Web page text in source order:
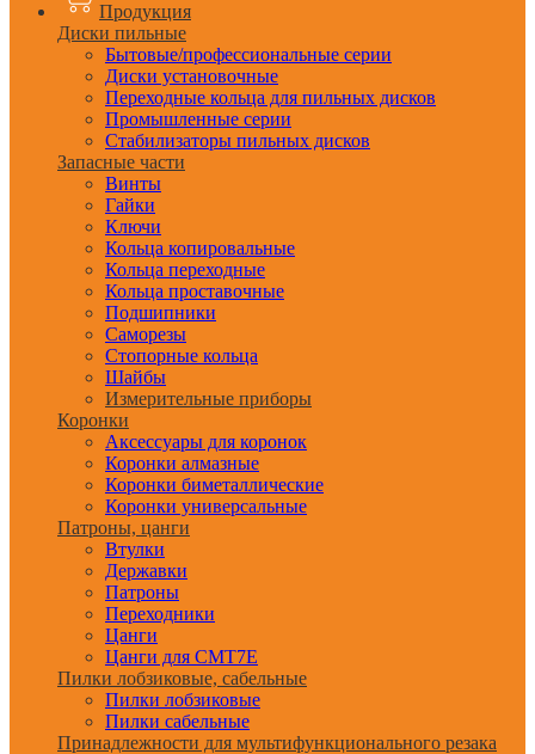
Продукция
Диски пильные
Бытовые/профессиональные серии
Диски установочные
Переходные кольца для пильных дисков
Промышленные серии
Стабилизаторы пильных дисков
Запасные части
Винты
Гайки
Ключи
Кольца копировальные
Кольца переходные
Кольца проставочные
Подшипники
Саморезы
Стопорные кольца
Шайбы
Измерительные приборы
Коронки
Аксессуары для коронок
Коронки алмазные
Коронки биметаллические
Коронки универсальные
Патроны, цанги
Втулки
Державки
Патроны
Переходники
Цанги
Цанги для CMT7E
Пилки лобзиковые, сабельные
Пилки лобзиковые
Пилки сабельные
Принадлежности для мультифункционального резака